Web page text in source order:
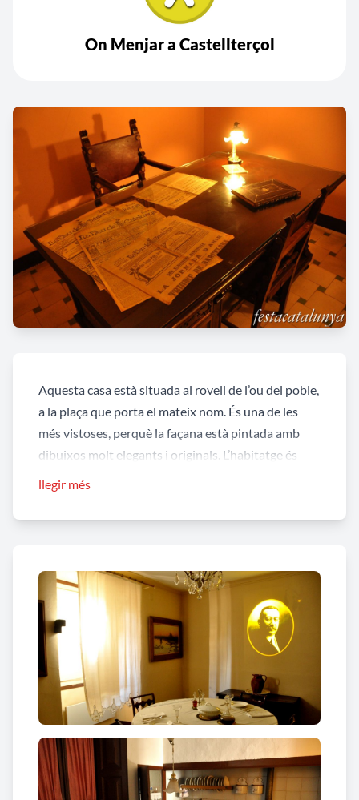
On Menjar a Castellterçol
Aquesta casa està situada al rovell de l’ou del poble,
a la plaça que porta el mateix nom. És una de les
més vistoses, perquè la façana està pintada amb
dibuixos molt elegants i originals. L’habitatge és
donar la imatge actual. Aleshores hi vivia eldoctor
habitatge hi va néixer i morirEnric Prat de la Riba
(1870-1917) eminent jurista i ideòleg del
catalanisme conservador i catòlic. La família va
donar la casa a la Generalitat perquè en fes
memòria del llegat del polític. Se li va atorgar la
consideració demonument històric-artístici des
de 1984 és un museu que depèn del Museu
d’Història de Catalunya.
Enric Prat de la Riba va escriure pàgines importants
llegir més